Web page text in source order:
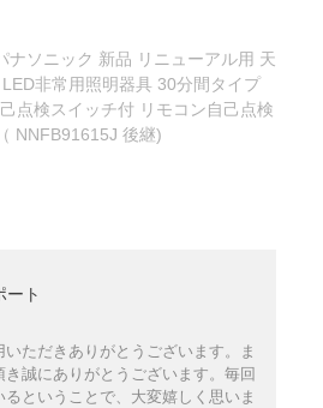
ナソニック 新品 リニューアル用 天
非常用照明器具 30分間タイプ
点検スイッチ付 リモコン自己点検
NNFB91615J 後継)
ート
ただきありがとうございます。ま
誠にありがとうございます。毎回
ということで、大変嬉しく思いま